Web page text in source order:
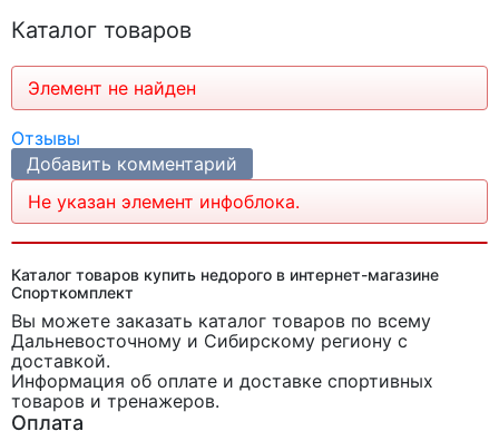
Каталог товаров
Элемент не найден
Отзывы
Добавить комментарий
Не указан элемент инфоблока.
Каталог товаров купить недорого в интернет-магазине
Спорткомплект
Вы можете заказать каталог товаров по всему
Дальневосточному и Сибирскому региону с
доставкой.
Информация об оплате и доставке спортивных
товаров и тренажеров.
Оплата